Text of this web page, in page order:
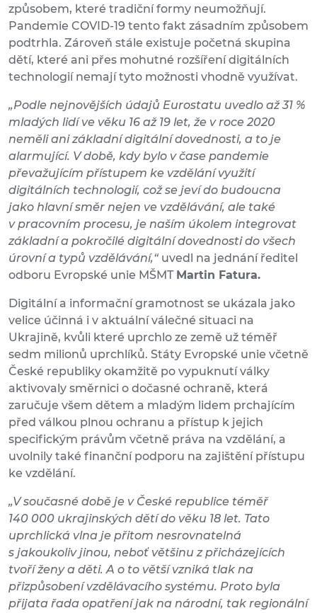
způsobem, které tradiční formy neumožňují.
Pandemie COVID-19 tento fakt zásadním způsobem
podtrhla. Zároveň stále existuje početná skupina
dětí, které ani přes mohutné rozšíření digitálních
technologií nemají tyto možnosti vhodně využívat.
„Podle nejnovějších údajů Eurostatu uvedlo až 31 %
mladých lidí ve věku 16 až 19 let, že v roce 2020
neměli ani základní digitální dovednosti, a to je
alarmující. V době, kdy bylo v čase pandemie
převažujícím přístupem ke vzdělání využití
digitálních technologií, což se jeví do budoucna
jako hlavní směr nejen ve vzdělávání, ale také
v pracovním procesu, je naším úkolem integrovat
základní a pokročilé digitální dovednosti do všech
úrovní a typů vzdělávání,“ uvedl na jednání ředitel
odboru Evropské unie MŠMT Martin Fatura.
Digitální a informační gramotnost se ukázala jako
velice účinná i v aktuální válečné situaci na
Ukrajině, kvůli které uprchlo ze země už téměř
sedm milionů uprchlíků. Státy Evropské unie včetně
České republiky okamžitě po vypuknutí války
aktivovaly směrnici o dočasné ochraně, která
zaručuje všem dětem a mladým lidem prchajícím
před válkou plnou ochranu a přístup k jejich
specifickým právům včetně práva na vzdělání, a
uvolnily také finanční podporu na zajištění přístupu
ke vzdělání.
„V současné době je v České republice téměř
140 000 ukrajinských dětí do věku 18 let. Tato
uprchlická vlna je přitom nesrovnatelná
s jakoukoliv jinou, neboť většinu z přicházejících
tvoří ženy a děti. A o to větší vzniká tlak na
přizpůsobení vzdělávacího systému. Proto byla
přijata řada opatření jak na národní, tak regionální